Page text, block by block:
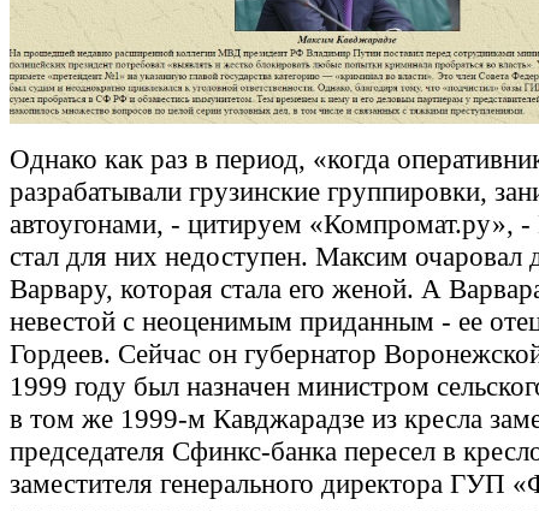
Однако как раз в период, «когда
разрабатывали грузинские группировки,
автоугонами, - цитируем «Компромат.ру», -
стал для них недоступен. Максим очаровал
Варвару, которая стала его женой. А
невестой с неоценимым приданным - ее
Гордеев. Сейчас он губернатор
1999 году был назначен министром
в том же 1999-м Кавджарадзе из кресла
председателя Сфинкс-банка пересел в
заместителя генерального директора ГУП